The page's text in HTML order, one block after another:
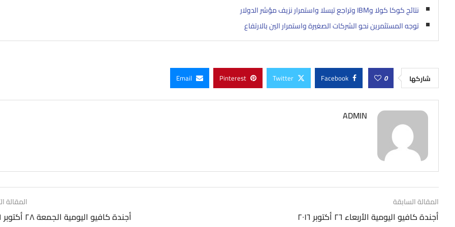
نتائج كوكا كولا وIBM وتراجع تيسلا واستمرار نزيف مؤشر الدولار
توجه المستثمرين نحو الشركات الصغيرة واستمرار الين بالارتفاع
شاركها 0
Facebook
Twitter
Pinterest
Email
ADMIN
المقالة السابقة
أجندة كافيو اليومية الأربعاء ٢٦ أكتوبر ٢٠١٦
المقالة
أجندة كافيو اليومية الجمعة ٢٨ أكتوبر ٢٠١٦